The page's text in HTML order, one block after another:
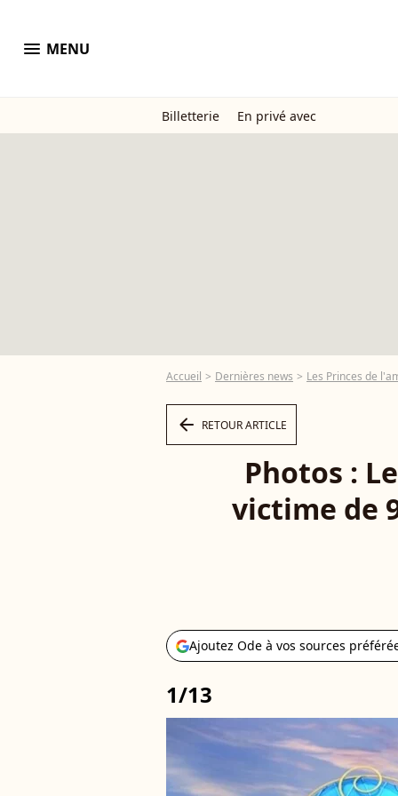
menu MENU
Billetterie En privé avec
Accueil Dernières news Les Princes de
arrow_left RETOUR ARTICLE
Photos :
victime de
Ajoutez Ode à vos sources
1/13